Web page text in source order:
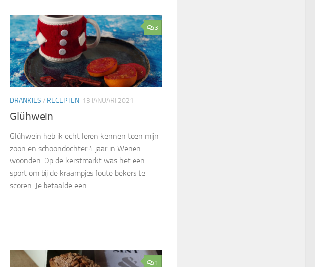
3
DRANKJES / RECEPTEN 13 JANUARI 2021
Glühwein
Glühwein heb ik echt leren kennen toen mijn
zoon en schoondochter 4 jaar in Wenen
woonden. Op de kerstmarkt was het een
sport om bij de kraampjes foute bekers te
scoren. Je betaalde een...
1